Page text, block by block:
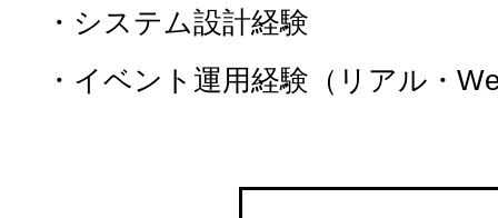
・システム設計経験
・イベント運用経験（リアル・